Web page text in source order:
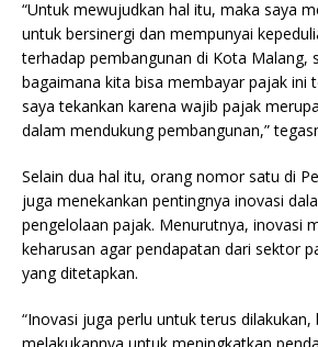
“Untuk mewujudkan hal itu, maka saya
untuk bersinergi dan mempunyai
terhadap pembangunan di Kota Malang,
bagaimana kita bisa membayar pajak ini
saya tekankan karena wajib pajak
dalam mendukung pembangunan,”
Selain dua hal itu, orang nomor satu di
juga menekankan pentingnya inovasi
pengelolaan pajak. Menurutnya, inovasi
keharusan agar pendapatan dari sektor
yang ditetapkan.
“Inovasi juga perlu untuk terus dilakukan,